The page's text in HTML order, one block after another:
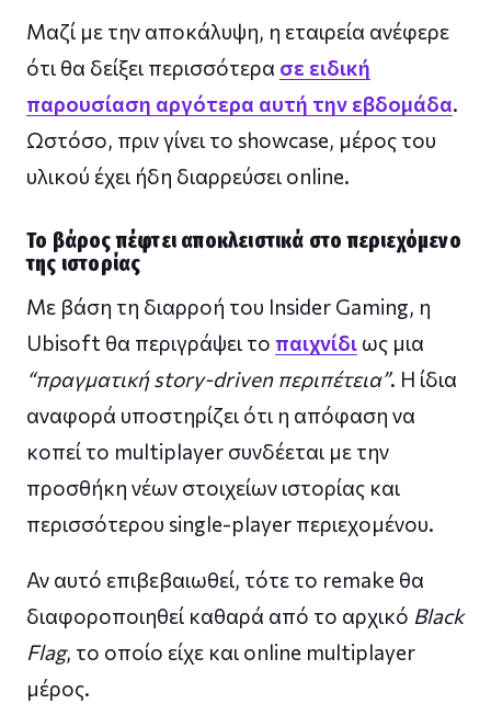
Μαζί με την αποκάλυψη, η εταιρεία ανέφερε
ότι θα δείξει περισσότερα σε ειδική
παρουσίαση αργότερα αυτή την εβδομάδα.
Ωστόσο, πριν γίνει το showcase, μέρος του
υλικού έχει ήδη διαρρεύσει online.
Το βάρος πέφτει αποκλειστικά στο περιεχόμενο
της ιστορίας
Με βάση τη διαρροή του Insider Gaming, η
Ubisoft θα περιγράψει το παιχνίδι ως μια
“πραγματική story-driven περιπέτεια”. Η ίδια
αναφορά υποστηρίζει ότι η απόφαση να
κοπεί το multiplayer συνδέεται με την
προσθήκη νέων στοιχείων ιστορίας και
περισσότερου single-player περιεχομένου.
Αν αυτό επιβεβαιωθεί, τότε το remake θα
διαφοροποιηθεί καθαρά από το αρχικό Black
Flag, το οποίο είχε και online multiplayer
μέρος.